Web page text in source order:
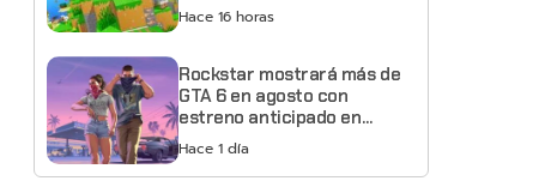
Hace 16 horas
Rockstar mostrará más de
GTA 6 en agosto con
estreno anticipado en
Netflix
Hace 1 día